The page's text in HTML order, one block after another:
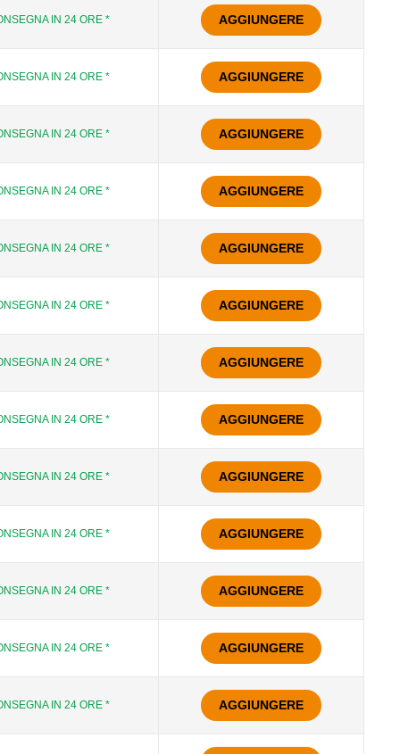
IN 24 ORE * AGGIUNGERE
IN 24 ORE * AGGIUNGERE
IN 24 ORE * AGGIUNGERE
IN 24 ORE * AGGIUNGERE
IN 24 ORE * AGGIUNGERE
IN 24 ORE * AGGIUNGERE
IN 24 ORE * AGGIUNGERE
IN 24 ORE * AGGIUNGERE
IN 24 ORE * AGGIUNGERE
IN 24 ORE * AGGIUNGERE
IN 24 ORE * AGGIUNGERE
IN 24 ORE * AGGIUNGERE
IN 24 ORE * AGGIUNGERE